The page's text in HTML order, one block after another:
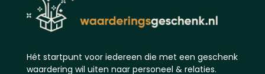
Hét startpunt voor iedereen die met een geschenk
waardering wil uiten naar personeel & relaties.